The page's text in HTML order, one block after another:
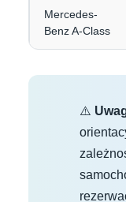
Mercedes-
Benz A-Class
⚠️